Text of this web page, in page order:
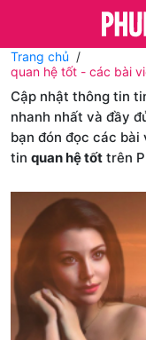
Trang chủ
quan hệ tốt - các bài
Cập nhật thông tin
nhanh nhất và đầy
bạn đón đọc các bài
tin quan hệ tốt trên